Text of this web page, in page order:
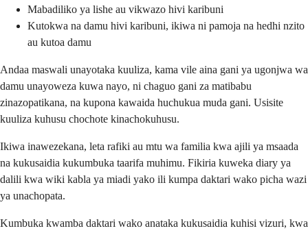
Mabadiliko ya lishe au vikwazo hivi karibuni
Kutokwa na damu hivi karibuni, ikiwa ni pamoja na hedhi nzito
au kutoa damu
Andaa maswali unayotaka kuuliza, kama vile aina gani ya ugonjwa wa
damu unayoweza kuwa nayo, ni chaguo gani za matibabu
zinazopatikana, na kupona kawaida huchukua muda gani. Usisite
kuuliza kuhusu chochote kinachokuhusu.
Ikiwa inawezekana, leta rafiki au mtu wa familia kwa ajili ya msaada
na kukusaidia kukumbuka taarifa muhimu. Fikiria kuweka diary ya
dalili kwa wiki kabla ya miadi yako ili kumpa daktari wako picha wazi
ya unachopata.
Kumbuka kwamba daktari wako anataka kukusaidia kuhisi vizuri, kwa